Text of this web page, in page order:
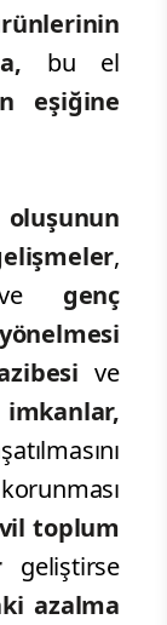
bu el
eşiğine
,
genç
ve
toplum
geliştirse
azalma